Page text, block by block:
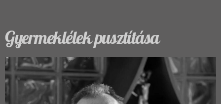
Gyermeklélek pusztítása